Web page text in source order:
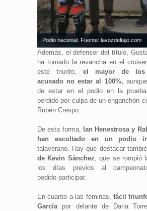
Podio nacional. Fuente: lavozdeltajo.com
Además, el defensor del título,
ha tomado la revancha en el
este triunfo, el mayor de
acusado no estar al 100%,
de estar en el podio en la
perdido por culpa de un enganchón
Rubén Crespo.
De esta forma, Ian Henestrosa y
han escoltado en un podio
talaverano. Hay que destacar
de Kevin Sánchez , que se rompió
los días previos al
podido participar.
En cuanto a las féminas, fácil
García por delante de Daria